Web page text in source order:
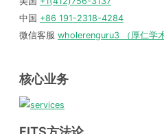
中国 +86 191-2318-4284
微信客服 wholerenguru3 （厚仁学术
核心业务